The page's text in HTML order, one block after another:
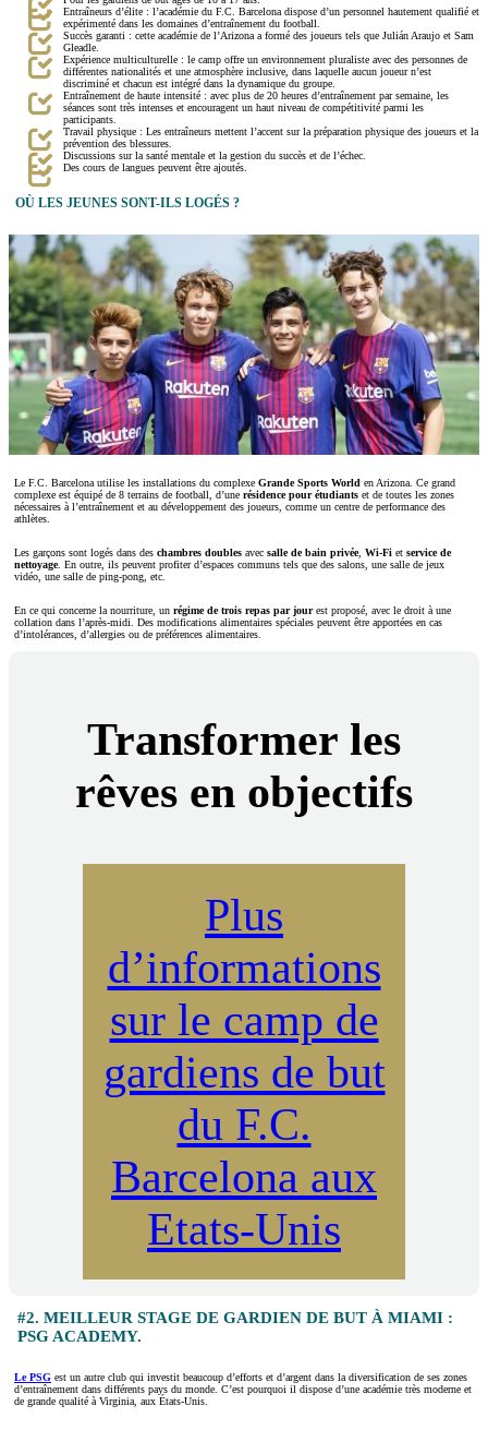
Entraîneurs d’élite : l’académie du F.C. Barcelona dispose d’un personnel hautement qualifié et
expérimenté dans les domaines d’entraînement du football.
Succès garanti : cette académie de l’Arizona a formé des joueurs tels que Julián Araujo et Sam
Gleadle.
Expérience multiculturelle : le camp offre un environnement pluraliste avec des personnes de
différentes nationalités et une atmosphère inclusive, dans laquelle aucun joueur n’est
discriminé et chacun est intégré dans la dynamique du groupe.
Entraînement de haute intensité : avec plus de 20 heures d’entraînement par semaine, les
séances sont très intenses et encouragent un haut niveau de compétitivité parmi les
participants.
Travail physique : Les entraîneurs mettent l’accent sur la préparation physique des joueurs et la
prévention des blessures.
Discussions sur la santé mentale et la gestion du succès et de l’échec.
Des cours de langues peuvent être ajoutés.
OÙ LES JEUNES SONT-ILS LOGÉS ?
Le F.C. Barcelona utilise les installations du complexe Grande Sports World en Arizona. Ce grand
complexe est équipé de 8 terrains de football, d’une résidence pour étudiants et de toutes les zones
nécessaires à l’entraînement et au développement des joueurs, comme un centre de performance des
athlètes.
Les garçons sont logés dans des chambres doubles avec salle de bain privée, Wi-Fi et service de
nettoyage. En outre, ils peuvent profiter d’espaces communs tels que des salons, une salle de jeux
vidéo, une salle de ping-pong, etc.
En ce qui concerne la nourriture, un régime de trois repas par jourest proposé, avec le droit à une
collation dans l’après-midi. Des modifications alimentaires spéciales peuvent être apportées en cas
d’intolérances, d’allergies ou de préférences alimentaires.
Transformer les
rêves en objectifs
Plus
d’informations
sur le camp de
gardiens de but
du F.C.
Barcelona aux
Etats-Unis
#2. MEILLEUR STAGE DE GARDIEN DE BUT À MIAMI :
PSG ACADEMY.
Le PSG est un autre club qui investit beaucoup d’efforts et d’argent dans la diversification de ses zones
d’entraînement dans différents pays du monde. C’est pourquoi il dispose d’une académie très moderne et
de grande qualité à Virginia, aux États-Unis.